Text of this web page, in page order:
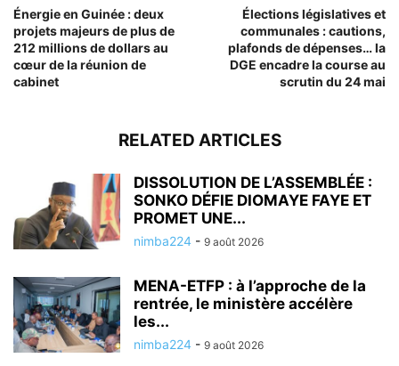
Énergie en Guinée : deux
projets majeurs de plus de
212 millions de dollars au
cœur de la réunion de
cabinet
Élections législatives et
communales : cautions,
plafonds de dépenses… la
DGE encadre la course au
scrutin du 24 mai
RELATED ARTICLES
DISSOLUTION DE L’ASSEMBLÉE :
SONKO DÉFIE DIOMAYE FAYE ET
PROMET UNE...
nimba224 - 9 août 2026
MENA-ETFP : à l’approche de la
rentrée, le ministère accélère
les...
nimba224 - 9 août 2026